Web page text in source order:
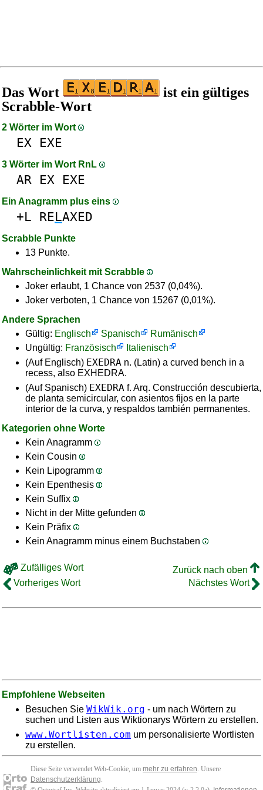
Das Wort
ist ein gültiges
Scrabble-Wort
2 Wörter im Wort
EX EXE
3 Wörter im Wort RnL
AR EX EXE
Ein Anagramm plus eins
+L RELAXED
Scrabble Punkte
13 Punkte.
Wahrscheinlichkeit mit Scrabble
Joker erlaubt, 1 Chance von 2537 (0,04%).
Joker verboten, 1 Chance von 15267 (0,01%).
Andere Sprachen
Gültig: Englisch Spanisch
Rumänisch
Ungültig: Französisch
Italienisch
(Auf Englisch) EXEDRA n. (Latin) a curved bench in a
recess, also EXHEDRA.
(Auf Spanisch) EXEDRA f. Arq. Construcción descubierta,
de planta semicircular, con asientos fijos en la parte
interior de la curva, y respaldos también permanentes.
Kategorien ohne Worte
Kein Anagramm
Kein Cousin
Kein Lipogramm
Kein Epenthesis
Kein Suffix
Nicht in der Mitte gefunden
Kein Präfix
Kein Anagramm minus einem Buchstaben
Zufälliges Wort
Zurück nach oben
Vorheriges Wort
Nächstes Wort
Empfohlene Webseiten
Besuchen Sie WikWik.org - um nach Wörtern zu
suchen und Listen aus Wiktionarys Wörtern zu erstellen.
www.Wortlisten.com um personalisierte Wortlisten
zu erstellen.
Diese Seite verwendet Web-Cookie, um mehr zu erfahren. Unsere
Datenschutzerklärung.